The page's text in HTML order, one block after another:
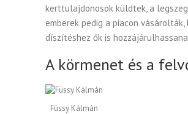
kerttulajdonosok küldtek, a
emberek pedig a piacon vásárolták,
díszítéshez ők is
A körmenet és a
Füssy Kálmán